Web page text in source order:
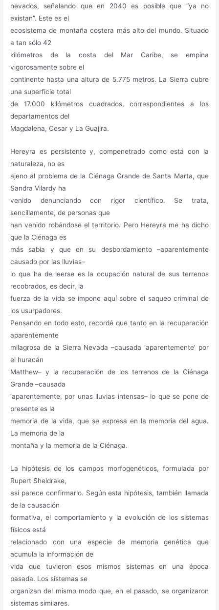
nevados, señalando que en 2040 es posible que “ya no
existan”. Este es el
ecosistema de montaña costera más alto del mundo. Situado
a tan sólo 42
kilómetros de la costa del Mar Caribe, se empina
vigorosamente sobre el
continente hasta una altura de 5.775 metros. La Sierra cubre
una superficie total
de 17.000 kilómetros cuadrados, correspondientes a los
departamentos del
Magdalena, Cesar y La Guajira.
Hereyra es persistente y, compenetrado como está con la
naturaleza, no es
ajeno al problema de la Ciénaga Grande de Santa Marta, que
Sandra Vilardy ha
venido denunciando con rigor científico. Se trata,
sencillamente, de personas que
han venido robándose el territorio. Pero Hereyra me ha dicho
que la Ciénaga es
más sabia y que en su desbordamiento –aparentemente
causado por las lluvias–
lo que ha de leerse es la ocupación natural de sus terrenos
recobrados, es decir, la
fuerza de la vida se impone aquí sobre el saqueo criminal de
los usurpadores.
Pensando en todo esto, recordé que tanto en la recuperación
aparentemente
milagrosa de la Sierra Nevada –causada ‘aparentemente’ por
el huracán
Matthew– y la recuperación de los terrenos de la Ciénaga
Grande –causada
‘aparentemente, por unas lluvias intensas– lo que se pone de
presente es la
memoria de la vida, que se expresa en la memoria del agua.
La memoria de la
montaña y la memoria de la Ciénaga.
La hipótesis de los campos morfogenéticos, formulada por
Rupert Sheldrake,
así parece confirmarlo. Según esta hipótesis, también llamada
de la causación
formativa, el comportamiento y la evolución de los sistemas
físicos está
relacionado con una especie de memoria genética que
acumula la información de
vida que tuvieron esos mismos sistemas en una época
pasada. Los sistemas se
organizan del mismo modo que, en el pasado, se organizaron
sistemas similares.